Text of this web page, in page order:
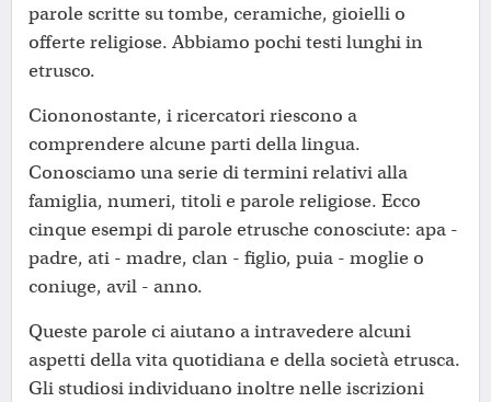
parole scritte su tombe, ceramiche, gioielli o
offerte religiose. Abbiamo pochi testi lunghi in
etrusco.
Ciononostante, i ricercatori riescono a
comprendere alcune parti della lingua.
Conosciamo una serie di termini relativi alla
famiglia, numeri, titoli e parole religiose. Ecco
cinque esempi di parole etrusche conosciute: apa -
padre, ati - madre, clan - figlio, puia - moglie o
coniuge, avil - anno.
Queste parole ci aiutano a intravedere alcuni
aspetti della vita quotidiana e della società etrusca.
Gli studiosi individuano inoltre nelle iscrizioni